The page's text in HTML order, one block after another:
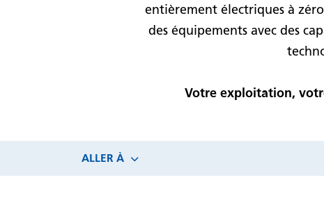
entièrement électriques à
des équipements avec des
Votre exploitation,
ALLER À